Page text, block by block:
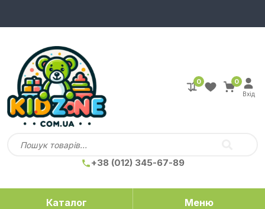
+38 (012) 345-67-89
0 0
Вхід
Каталог Меню